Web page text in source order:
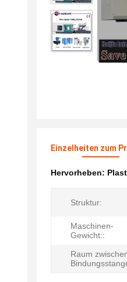
Einzelheiten zum
Hervorheben:
Struktur:
Maschinen-
Gewicht::
Raum